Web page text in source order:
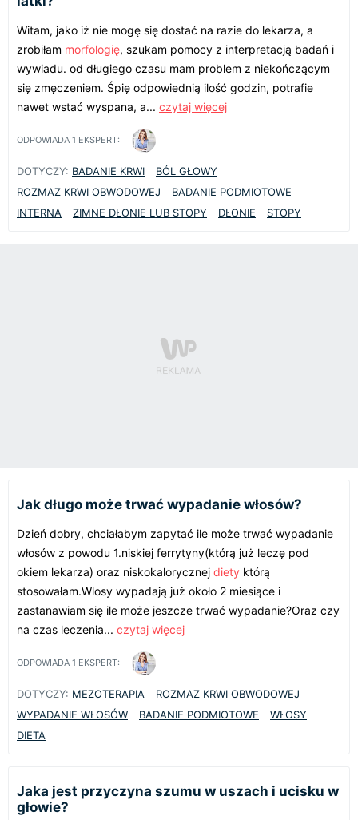
Witam, jako iż nie mogę się dostać na razie do lekarza, a
zrobiłam morfologię, szukam pomocy z interpretacją badań i
wywiadu. od długiego czasu mam problem z niekończącym
się zmęczeniem. Śpię odpowiednią ilość godzin, potrafie
nawet wstać wyspana, a... czytaj więcej
ODPOWIADA 1 EKSPERT:
DOTYCZY: BADANIE KRWI
BÓL GŁOWY
ROZMAZ KRWI OBWODOWEJ
BADANIE PODMIOTOWE
INTERNA
ZIMNE DŁONIE LUB STOPY DŁONIE STOPY
Jak długo może trwać wypadanie włosów?
Dzień dobry, chciałabym zapytać ile może trwać wypadanie
włosów z powodu 1.niskiej ferrytyny(którą już leczę pod
okiem lekarza) oraz niskokalorycznej diety którą
stosowałam.Wlosy wypadają już około 2 miesiące i
zastanawiam się ile może jeszcze trwać wypadanie?Oraz czy
na czas leczenia... czytaj więcej
ODPOWIADA 1 EKSPERT:
DOTYCZY: MEZOTERAPIA
ROZMAZ KRWI OBWODOWEJ
WYPADANIE WŁOSÓW
BADANIE PODMIOTOWE
WŁOSY
DIETA
Jaka jest przyczyna szumu w uszach i ucisku w
głowie?